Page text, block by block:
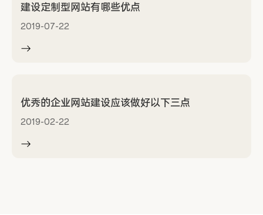
建设定制型网站有哪些优点
2019-07-22
优秀的企业网站建设应该做好以下三点
2019-02-22